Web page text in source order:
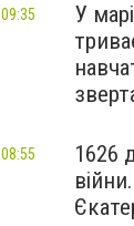
У
09:35
1626
08:55